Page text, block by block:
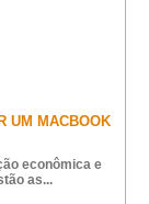
UM MACBOOK
econômica e
as...